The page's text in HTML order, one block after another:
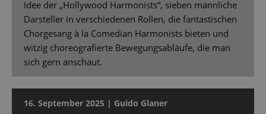
Idee der „Hollywood Harmonists“, sieben männliche
Darsteller in verschiedenen Rollen, die fantastischen
Chorgesang à la Comedian Harmonists bieten und
witzig choreografierte Bewegungsabläufe, die man
sich gern anschaut.
16. September 2025 | Guido Glaner